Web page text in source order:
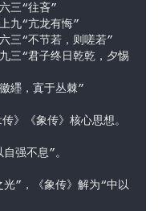
吝	屯卦六三“往吝”
可修正	乾卦上九“亢龙有悔”
可挽回	节卦六三“不节若，则嗟若”
用徽纆，寘于丛棘”
》《象传》核心思想。
强不息”。
”，《象传》解为“中以